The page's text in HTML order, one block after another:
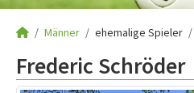
Männer ehemalige Spieler
Frederic Schröder